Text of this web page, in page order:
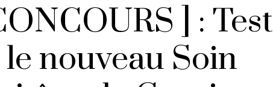
] : Test
nouveau Soin